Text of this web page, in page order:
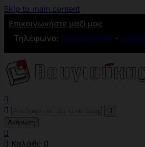
Skip to main content
Επικοινωνήστε μαζί μας
Τηλέφωνο: 2109836846 -



Ακύρωση

 Καλάθι: 0